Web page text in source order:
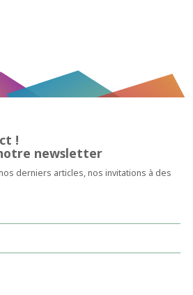
!
newsletter
derniers articles, nos invitations à des